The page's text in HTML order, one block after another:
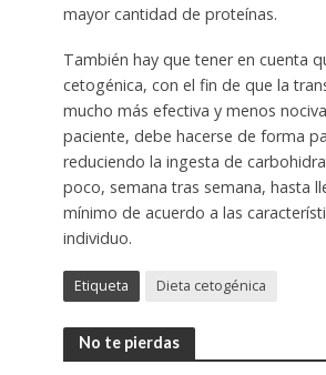
mayor cantidad de proteínas.
También hay que tener en cuenta
cetogénica, con el fin de que la
mucho más efectiva y menos
paciente, debe hacerse de forma
reduciendo la ingesta de
poco, semana tras semana, hasta
mínimo de acuerdo a las
individuo.
Etiqueta Dieta cetogénica
No te pierdas